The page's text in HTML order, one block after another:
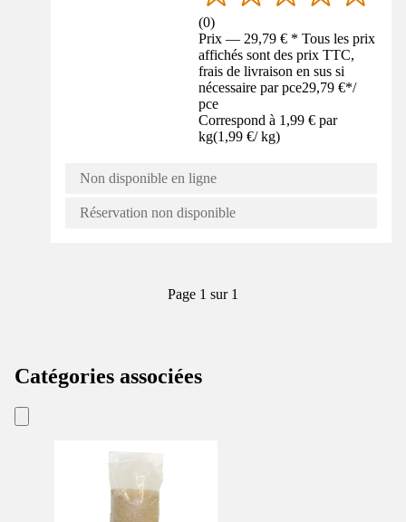
(0)
Prix — 29,79 € * Tous les prix
affichés sont des prix TTC,
frais de livraison en sus si
nécessaire par pce29,79 €*/
pce
Correspond à 1,99 € par
kg(1,99 €/ kg)
Non disponible en ligne
Réservation non disponible
Page 1 sur 1
Catégories associées